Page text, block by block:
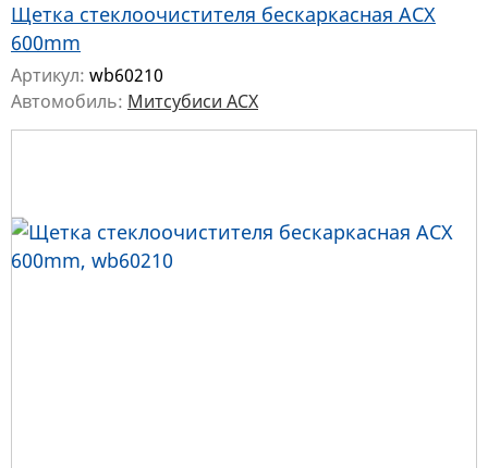
Щетка стеклоочистителя бескаркасная АСХ
600mm
Артикул: wb60210
Автомобиль: Митсубиси АСХ